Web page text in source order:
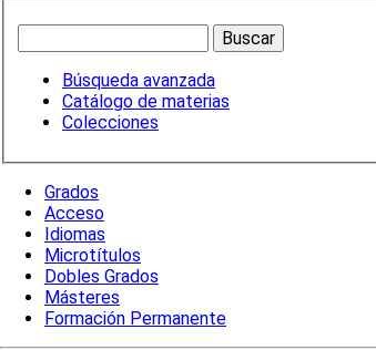
Búsqueda avanzada
Catálogo de materias
Colecciones
Grados
Acceso
Idiomas
Microtítulos
Dobles Grados
Másteres
Formación Permanente